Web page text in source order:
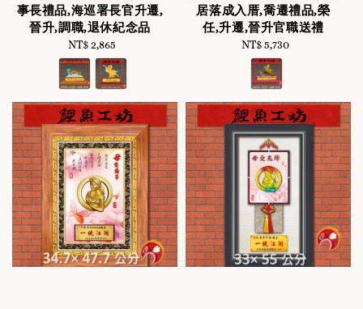
事長禮品,海巡署長官升遷,
晉升,調職,退休紀念品
Regular
price
NT$ 2,865
居落成入厝,喬遷禮品,榮
任,升遷,晉升官職送禮
Regular
price
NT$ 5,730